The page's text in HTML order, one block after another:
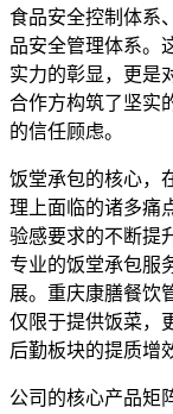
食品安全控制体系
品安全管理体系。
实力的彰显，更是
合作方构筑了坚实
的信任顾虑。
饭堂承包的核心，
理上面临的诸多痛
验感要求的不断提
专业的饭堂承包服
展。重庆康膳餐饮
仅限于提供饭菜，
后勤板块的提质增
公司的核心产品矩